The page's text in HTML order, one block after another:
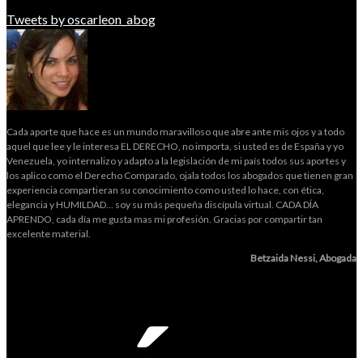
Tweets by oscarleon_abog
Cada aporte que hace es un mundo maravilloso que abre ante mis ojos y a todo
aquel que lee y le interesa EL DERECHO, no importa, si usted es de España y yo
Venezuela, yo internalizo y adapto a la legislación de mi país todos sus aportes y
los aplico como el Derecho Comparado, ojala todos los abogados que tienen gran
experiencia compartieran su conocimiento como usted lo hace, con ética,
elegancia y HUMILDAD... soy su más pequeña discípula virtual. CADA DÍA
APRENDO, cada día me gusta mas mi profesión. Gracias por compartir tan
excelente material.
Betzaida Nessi, Abogada